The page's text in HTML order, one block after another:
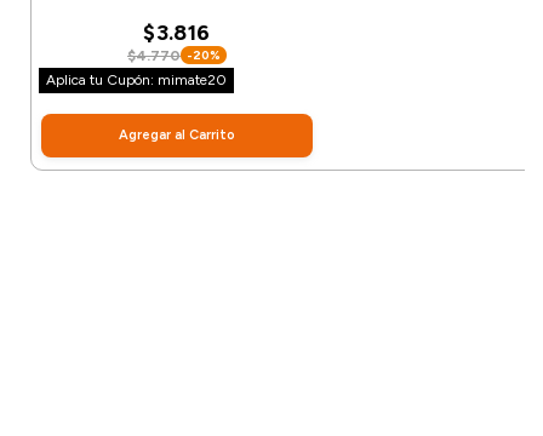
$3.816
$4.770 -20%
Aplica tu Cupón: mimate20
Agregar al Carrito